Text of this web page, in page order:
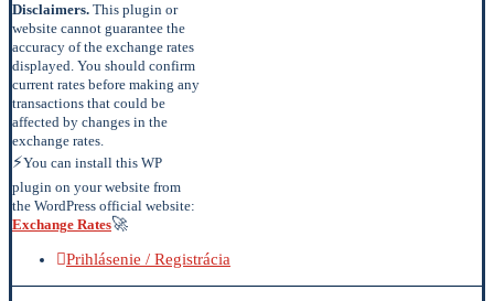
Disclaimers. This plugin or
website cannot guarantee the
accuracy of the exchange rates
displayed. You should confirm
current rates before making any
transactions that could be
affected by changes in the
exchange rates.
⚡You can install this WP
plugin on your website from
the WordPress official website:
Exchange Rates🚀
Prihlásenie / Registrácia